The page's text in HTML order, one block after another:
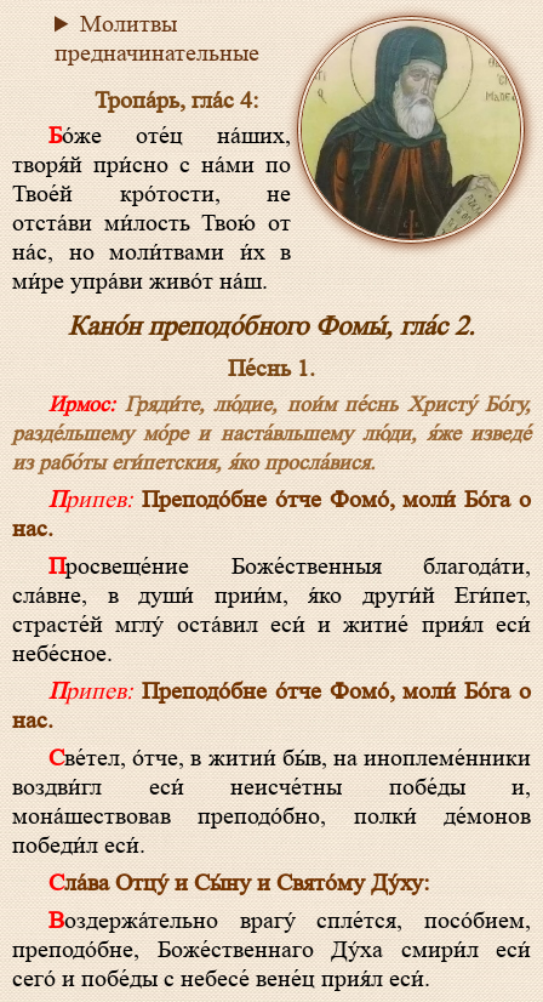
Молитвы
предначинательные
Тропа́рь, гла́с 4:
Бо́же оте́ц на́ших,
творя́й при́сно с на́ми по
Твое́й кро́тости, не
отста́ви ми́лость Твою́ от
на́с, но моли́твами и́х в
ми́ре упра́ви живо́т на́ш.
Кано́н преподо́бного Фомы́, гла́с 2.
Пе́снь 1.
Ирмос:Гряди́те, лю́дие, пои́м пе́снь Христу́ Бо́гу,
разде́льшему мо́ре и наста́вльшему лю́ди, я́же изведе́
из рабо́ты еги́петския, я́ко просла́вися.
Припев: Преподо́бне о́тче Фомо́, моли́ Бо́га о
нас.
Просвеще́ние Боже́ственныя благода́ти,
сла́вне, в души́ прии́м, я́ко други́й Еги́пет,
страсте́й мглу́ оста́вил еси́ и житие́ прия́л еси́
небе́сное.
Припев: Преподо́бне о́тче Фомо́, моли́ Бо́га о
нас.
Све́тел, о́тче, в житии́ бы́в, на иноплеме́нники
воздви́гл еси́ неисче́тны побе́ды и,
мона́шествовав преподо́бно, полки́ де́монов
победи́л еси́.
Сла́ва Отцу́ и Сы́ну и Свято́му Ду́ху:
Воздержа́тельно врагу́ спле́тся, посо́бием,
преподо́бне, Боже́ственнаго Ду́ха смири́л еси́
сего́ и побе́ды с небесе́ вене́ц прия́л еси́.